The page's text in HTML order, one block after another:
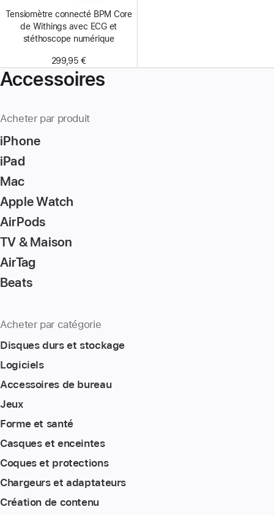
Tensiomètre connecté BPM Core
de Withings avec ECG et
stéthoscope numérique
299,95 €
Accessoires
Acheter par produit
iPhone
iPad
Mac
Apple Watch
AirPods
TV & Maison
AirTag
Beats
Acheter par catégorie
Disques durs et stockage
Logiciels
Accessoires de bureau
Jeux
Forme et santé
Casques et enceintes
Coques et protections
Chargeurs et adaptateurs
Création de contenu